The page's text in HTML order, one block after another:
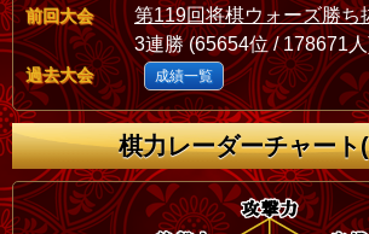
前回大会
第119回将棋ウォーズ勝ち
3連勝 (65654位 / 178671
過去大会 成績一覧
棋力レーダーチャート